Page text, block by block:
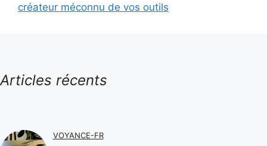
créateur méconnu de vos outils
Articles récents
VOYANCE-FR